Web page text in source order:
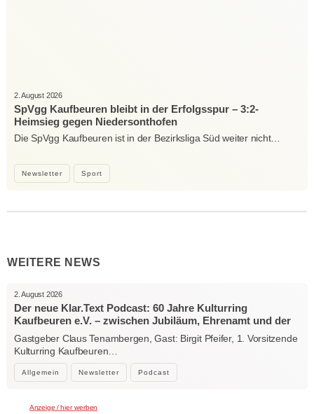
Newsletter Sport
2. August 2026
SpVgg Kaufbeuren bleibt in der Erfolgsspur – 3:2-
Heimsieg gegen Niedersonthofen
Die SpVgg Kaufbeuren ist in der Bezirksliga Süd weiter nicht…
WEITERE NEWS
Allgemein Newsletter Podcast
2. August 2026
Der neue Klar.Text Podcast: 60 Jahre Kulturring
Kaufbeuren e.V. – zwischen Jubiläum, Ehrenamt und der
Kraft der Kultur
Gastgeber Claus Tenambergen, Gast: Birgit Pfeifer, 1. Vorsitzende
Kulturring Kaufbeuren…
Anzeige / hier werben